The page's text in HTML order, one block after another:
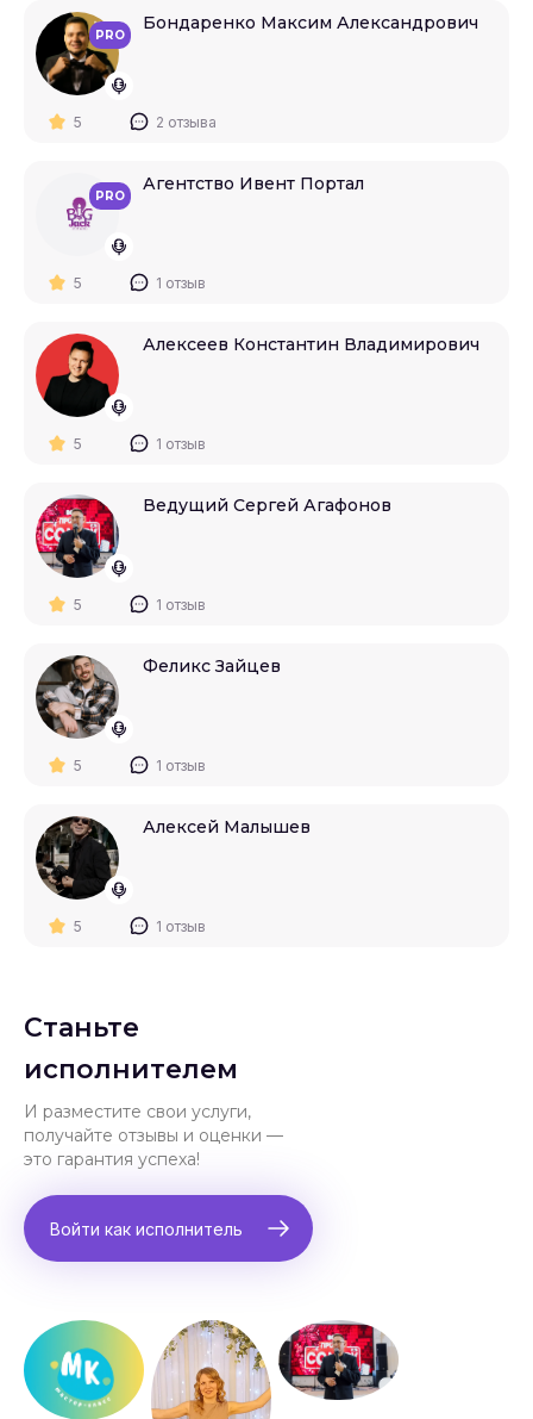
PRO
Бондаренко Максим Александрович
5 2 отзыва
PRO
Агентство Ивент Портал
5 1 отзыв
Алексеев Константин Владимирович
5 1 отзыв
Ведущий Сергей Агафонов
5 1 отзыв
Феликс Зайцев
5 1 отзыв
Алексей Малышев
5 1 отзыв
Станьте
исполнителем
И разместите свои услуги,
получайте отзывы и оценки —
это гарантия успеха!
Войти как исполнитель